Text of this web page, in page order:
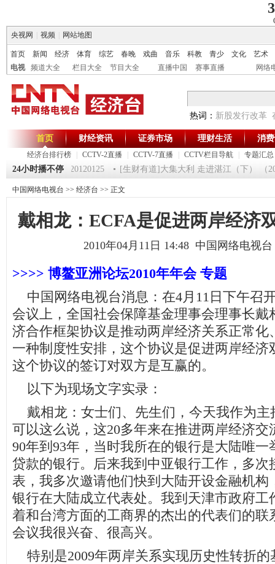
央视网
视频 网站地图
首页 新闻 经济 体育 综艺 春晚 戏曲 音乐 科教 青少 文化
艺术
电视
频道大全 栏目大全 节目大全 直播中国 赛事直播 网络
热词： 新股发行改革
首页
经济台排行榜 CCTV-2直播 CCTV-7直播 CCTV栏目导航 专题汇总
财经资讯 证券市场 理财生活 消
24小时播不停
《第一时间》 20120125 [生财有道]大集大利 走进湛江（下） （
中国网络电视台 >> 经济台 >> 正文
戴相龙：ECFA是促进两岸经济
2010年04月11日 14:48 中国网络电视台
>>>> 博鳌亚洲论坛2010年年会 专题
中国网络电视台消息：在4月11日下午召
会议上，全国社会保障基金理事会理事长戴
济合作框架协议是推动两岸经济关系正常化
一种制度性安排，这个协议是促进两岸经济
这个协议的签订对双方是互赢的。
以下为现场文字实录：
戴相龙：女士们、先生们，今天我作为主
可以这么说，这20多年来在推进两岸经济交
90年到93年，当时我所在的银行是大陆唯
贷款的银行。后来我到中亚银行工作，多次
表，我多次邀请他们快到大陆开设金融机构
银行在大陆成立代表处。我到天津市政府工
着和台湾方面的工商界的杰出的代表们的联
会议我很兴奋、很高兴。
特别是2009年两岸关系实现历史性转折的